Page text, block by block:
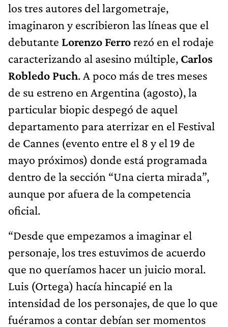
los tres autores del largometraje,
imaginaron y escribieron las líneas que el
debutante Lorenzo Ferrorezó en el rodaje
caracterizando al asesino múltiple, Carlos
Robledo Puch. A poco más de tres meses
de su estreno en Argentina (agosto), la
particular biopic despegó de aquel
departamento para aterrizar en el Festival
de Cannes (evento entre el 8 y el 19 de
mayo próximos) donde está programada
dentro de la sección “Una cierta mirada”,
aunque por afuera de la competencia
oficial.
“Desde que empezamos a imaginar el
personaje, los tres estuvimos de acuerdo
que no queríamos hacer un juicio moral.
Luis (Ortega) hacía hincapié en la
intensidad de los personajes, de que lo que
fuéramos a contar debían ser momentos